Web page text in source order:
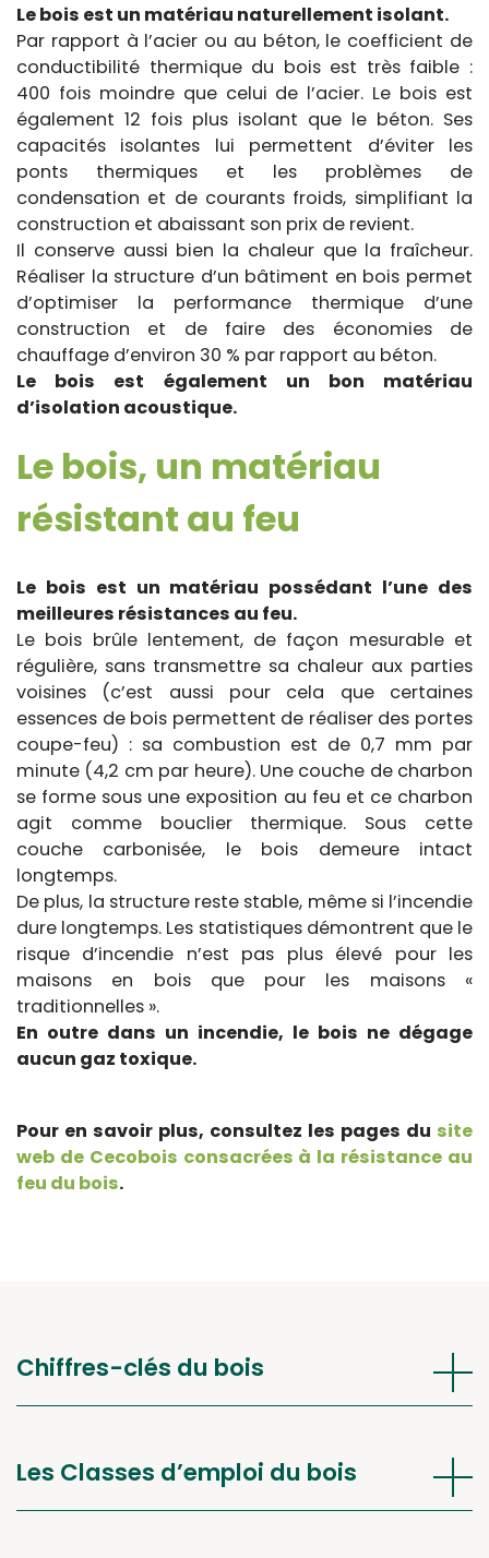
Le bois est un matériau naturellement isolant.
Par rapport à l’acier ou au béton, le coefficient de
conductibilité thermique du bois est très faible :
400 fois moindre que celui de l’acier. Le bois est
également 12 fois plus isolant que le béton. Ses
capacités isolantes lui permettent d’éviter les
ponts thermiques et les problèmes de
condensation et de courants froids, simplifiant la
construction et abaissant son prix de revient.
Il conserve aussi bien la chaleur que la fraîcheur.
Réaliser la structure d’un bâtiment en bois permet
d’optimiser la performance thermique d’une
construction et de faire des économies de
chauffage d’environ 30 % par rapport au béton.
Le bois est également un bon matériau
d’isolation acoustique.
Le bois, un matériau
résistant au feu
Le bois est un matériau possédant l’une des
meilleures résistances au feu.
Le bois brûle lentement, de façon mesurable et
régulière, sans transmettre sa chaleur aux parties
voisines (c’est aussi pour cela que certaines
essences de bois permettent de réaliser des portes
coupe-feu) : sa combustion est de 0,7 mm par
minute (4,2 cm par heure). Une couche de charbon
se forme sous une exposition au feu et ce charbon
agit comme bouclier thermique. Sous cette
couche carbonisée, le bois demeure intact
longtemps.
De plus, la structure reste stable, même si l’incendie
dure longtemps. Les statistiques démontrent que le
risque d’incendie n’est pas plus élevé pour les
maisons en bois que pour les maisons «
traditionnelles ».
En outre dans un incendie, le bois ne dégage
aucun gaz toxique.
Pour en savoir plus, consultez les pages du site
web de Cecobois consacrées à la résistance au
feu du bois.
Chiffres-clés du bois
Les Classes d’emploi du bois